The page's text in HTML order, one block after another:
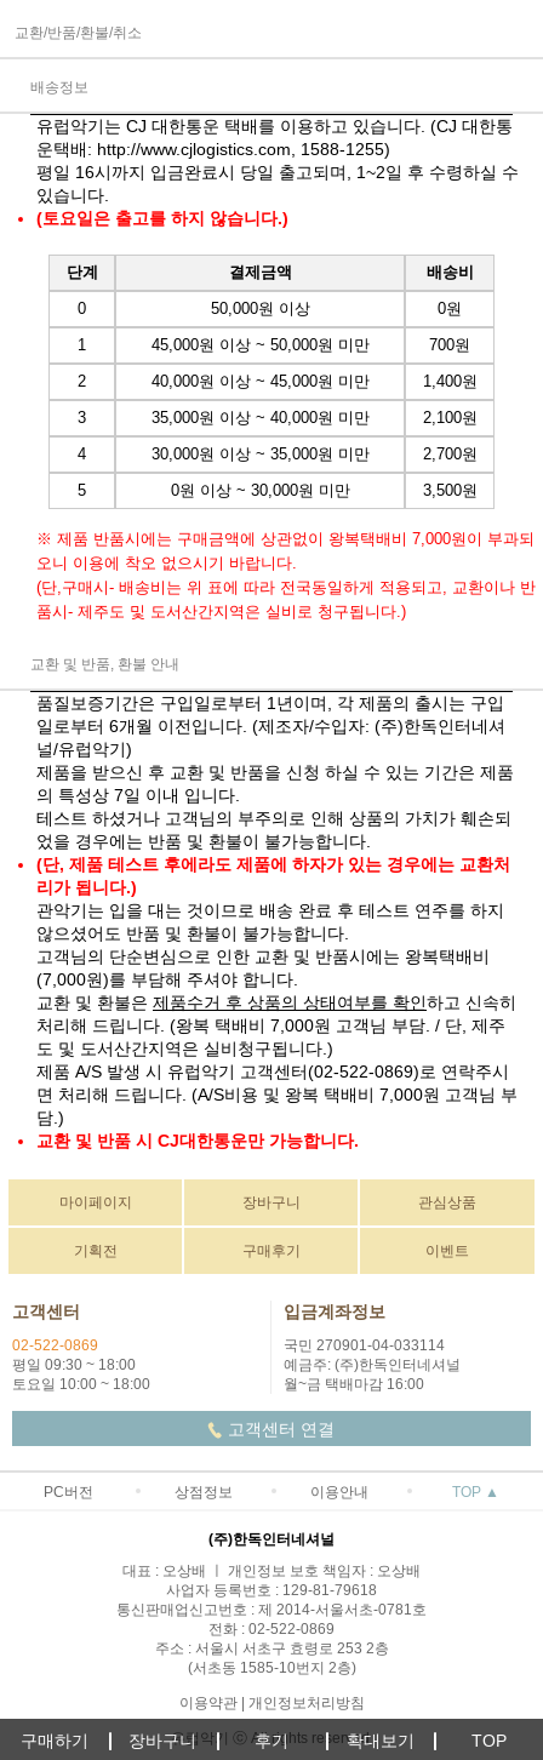
교환/반품/환불/취소
배송정보
유럽악기는 CJ 대한통운 택배를 이용하고 있습니다. (CJ 대한통
운택배: http://www.cjlogistics.com , 1588-1255)
평일 16시까지 입금완료시 당일 출고되며, 1~2일 후 수령하실 수
있습니다.
(토요일은 출고를 하지 않습니다.)
단계 결제금액
배송비
0
50,000원 이상
0원
1
45,000원 이상 ~ 50,000원 미만
700원
2
40,000원 이상 ~ 45,000원 미만
1,400원
3
35,000원 이상 ~ 40,000원 미만
2,100원
4
30,000원 이상 ~ 35,000원 미만
2,700원
5
0원 이상 ~ 30,000원 미만 3,500원
※ 제품 반품시에는 구매금액에 상관없이 왕복택배비 7,000원이 부과되
오니 이용에 착오 없으시기 바랍니다.
(단,구매시- 배송비는 위 표에 따라 전국동일하게 적용되고, 교환이나 반
품시- 제주도 및 도서산간지역은 실비로 청구됩니다.)
교환 및 반품, 환불 안내
품질보증기간은 구입일로부터 1년이며, 각 제품의 출시는 구입
일로부터 6개월 이전입니다. (제조자/수입자: (주)한독인터네셔
널/유럽악기)
제품을 받으신 후 교환 및 반품을 신청 하실 수 있는 기간은 제품
의 특성상 7일 이내 입니다.
테스트 하셨거나 고객님의 부주의로 인해 상품의 가치가 훼손되
었을 경우에는 반품 및 환불이 불가능합니다.
(단, 제품 테스트 후에라도 제품에 하자가 있는 경우에는 교환처
리가 됩니다.)
관악기는 입을 대는 것이므로 배송 완료 후 테스트 연주를 하지
않으셨어도 반품 및 환불이 불가능합니다.
고객님의 단순변심으로 인한 교환 및 반품시에는 왕복택배비
(7,000원)를 부담해 주셔야 합니다.
교환 및 환불은 제품수거 후 상품의 상태여부를 확인하고 신속히
처리해 드립니다. (왕복 택배비 7,000원 고객님 부담. / 단, 제주
도 및 도서산간지역은 실비청구됩니다.)
제품 A/S 발생 시 유럽악기 고객센터(02-522-0869)로 연락주시
면 처리해 드립니다. (A/S비용 및 왕복 택배비 7,000원 고객님 부
담.)
교환 및 반품 시 CJ대한통운만 가능합니다.
구매하기 장바구니 후기 확대보기 TOP
마이페이지 장바구니 관심상품
기획전 구매후기 이벤트
고객센터
02-522-0869
평일 09:30 ~ 18:00
토요일 10:00 ~ 18:00
입금계좌정보
국민 270901-04-033114
예금주: (주)한독인터네셔널
월~금 택배마감 16:00
고객센터 연결
PC버전 상점정보 이용안내 TOP ▲
(주)한독인터네셔널
대표 : 오상배 ㅣ 개인정보 보호 책임자 : 오상배
사업자 등록번호 : 129-81-79618
통신판매업신고번호 : 제 2014-서울서초-0781호
전화 : 02-522-0869
주소 : 서울시 서초구 효령로 253 2층
(서초동 1585-10번지 2층)
이용약관| 개인정보처리방침
유럽악기 ⓒ All rights reserved.